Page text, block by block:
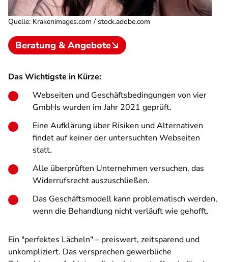
Quelle: Krakenimages.com / stock.adobe.com
Beratung & Angebote
Das Wichtigste in Kürze:
Webseiten und Geschäftsbedingungen von vier
GmbHs wurden im Jahr 2021 geprüft.
Eine Aufklärung über Risiken und Alternativen
findet auf keiner der untersuchten Webseiten
statt.
Alle überprüften Unternehmen versuchen, das
Widerrufsrecht auszuschließen.
Das Geschäftsmodell kann problematisch werden,
wenn die Behandlung nicht verläuft wie gehofft.
Ein "perfektes Lächeln" – preiswert, zeitsparend und
unkompliziert. Das versprechen gewerbliche